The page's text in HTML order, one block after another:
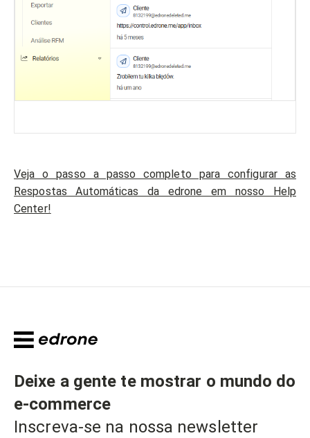
Veja o passo a passo completo para configurar as
Respostas Automáticas da edrone em nosso Help
Center!
Deixe a gente te mostrar o mundo do
e-commerce
Inscreva-se na nossa newsletter